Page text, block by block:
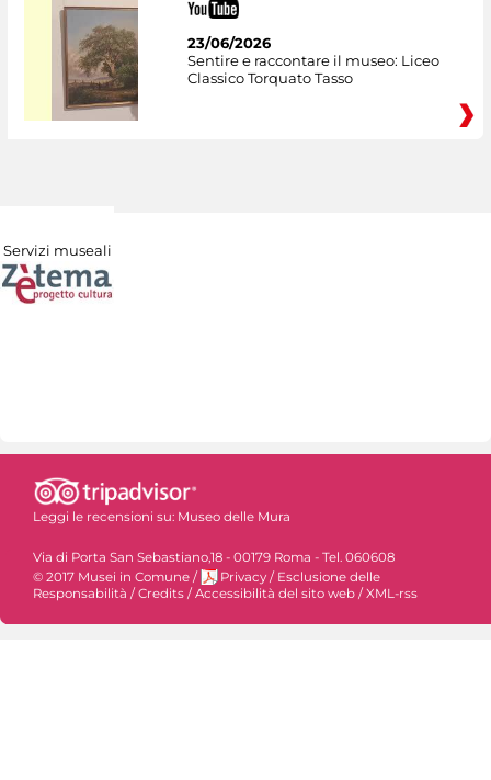
23/06/2026
Sentire e raccontare il museo: Liceo
Classico Torquato Tasso
Servizi museali
Leggi le recensioni su: Museo delle Mura
Via di Porta San Sebastiano,18 - 00179 Roma - Tel. 060608
© 2017 Musei in Comune / Privacy / Esclusione delle
Responsabilità / Credits / Accessibilità del sito web / XML-rss